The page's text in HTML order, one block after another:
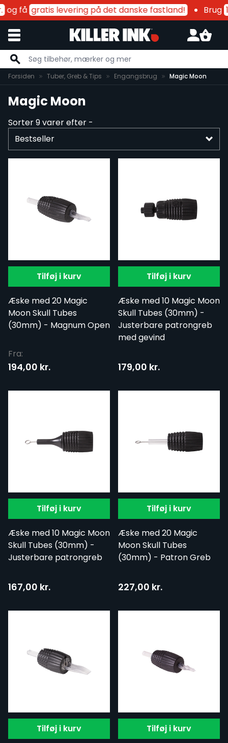
og få gratis levering på det danske fastland! Brug
Skip to Content
Forsiden Tuber, Greb & Tips Engangsbrug Magic Moon
Magic Moon
Sorter9varer efter -
Tilføj i kurv
Æske med 20 Magic
Moon Skull Tubes
(30mm) - Magnum Open
Fra:
194,00 kr.
Tilføj i kurv
Æske med 10 Magic Moon
Skull Tubes (30mm) -
Justerbare patrongreb
med gevind
179,00 kr.
Tilføj i kurv
Æske med 10 Magic Moon
Skull Tubes (30mm) -
Justerbare patrongreb
167,00 kr.
Tilføj i kurv
Æske med 20 Magic
Moon Skull Tubes
(30mm) - Patron Greb
227,00 kr.
Tilføj i kurv Tilføj i kurv